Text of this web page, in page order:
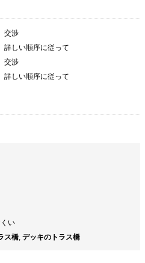
交渉
詳しい順序に従って
交渉
詳しい順序に従って
い
ス橋, デッキのトラス橋